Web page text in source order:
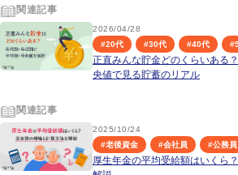
関連記事
2026/04/28
#20代 #30代 #40代 #
正直みんな貯金どのくらいある
央値で見る貯蓄のリアル
関連記事
2025/10/24
#老後資金 #会社員 #公務員
厚生年金の平均受給額はいくら